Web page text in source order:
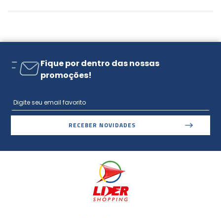
Fique por dentro das nossas
promoções!
RECEBER NOVIDADES